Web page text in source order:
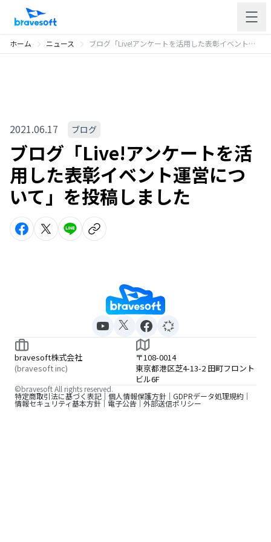
ホーム ニュース ブログ「Live!アンケートを活用した表彰イベント運営について」を投稿しました
2021.06.17 ブログ
ブログ「Live!アンケートを活
用した表彰イベント運営につ
いて」を投稿しました
bravesoft株式会社
(bravesoft inc)
〒108-0014
東京都港区芝4-13-2 田町フロント
ビル6F
特定商取引法に基づく表記 個人情報保護方針 GDPRデータ処理規約
情報セキュリティ基本方針 電子公告 外部送信ポリシー
©bravesoft All rights reserved.